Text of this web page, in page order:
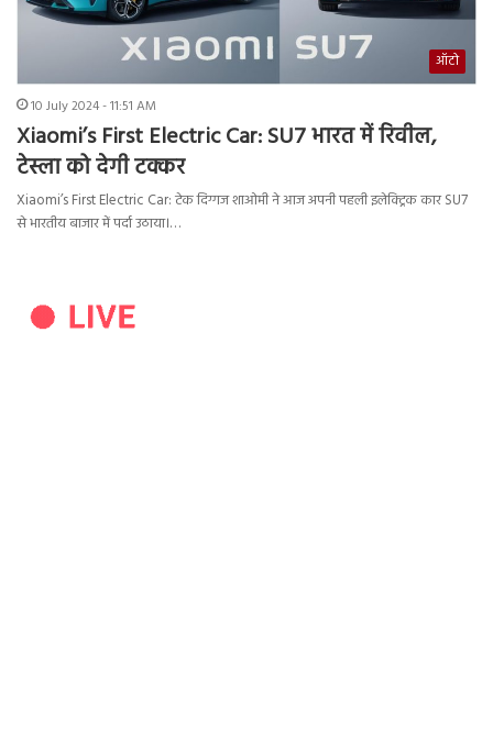
ऑटो
10 July 2024 - 11:51 AM
Xiaomi’s First Electric Car: SU7 भारत में रिवील,
टेस्ला को देगी टक्कर
Xiaomi’s First Electric Car: टेक दिग्गज शाओमी ने आज अपनी पहली इलेक्ट्रिक कार SU7
से भारतीय बाजार में पर्दा उठाया।…